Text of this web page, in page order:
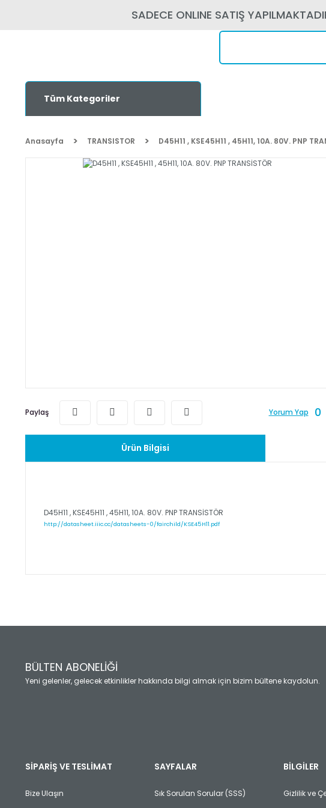
SADECE ONLINE SATIŞ
Tüm Kategoriler
Anasayfa TRANSISTOR D45H11 , KSE45H11 , 45H11, 10A. 80V. PNP
Paylaş Yorum Yap 0
Ürün Bilgisi
D45H11 , KSE45H11 , 45H11, 10A. 80V. PNP TRANSİSTÖR
http://datasheet.iiic.cc/datasheets-0/fairchild/KSE45H11.pdf
Ürün açıklamasında eksik bilgiler bulunuyor.
Ürün fiyatı diğer sitelerden daha pahalı.
Bu ürüne benzer farklı alternatifler olmalı.
BÜLTEN ABONELİĞİ
Yeni gelenler, gelecek etkinlikler hakkında bilgi almak için bizim bültene kaydolun.
SİPARİŞ VE TESLİMAT
Bize Ulaşın
SAYFALAR
Sık Sorulan Sorular (SSS)
BİLGİLER
Gizlilik ve